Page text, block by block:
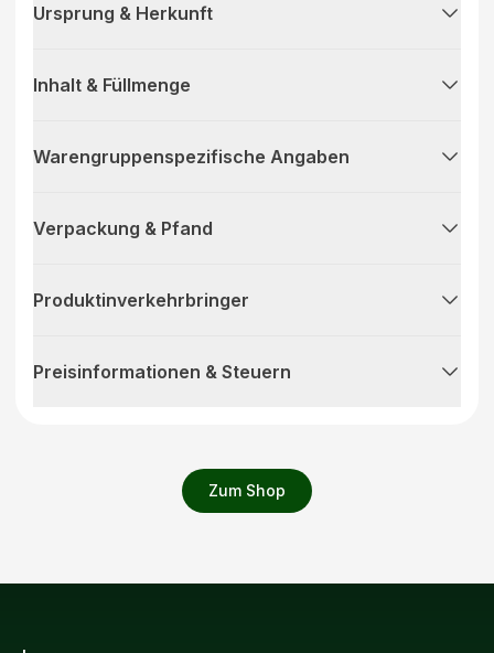
Zum Shop
Ursprung & Herkunft
Inhalt & Füllmenge
Warengruppenspezifische Angaben
Verpackung & Pfand
Produktinverkehrbringer
Preisinformationen & Steuern